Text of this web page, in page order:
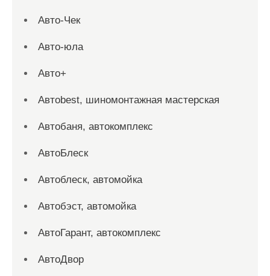
Авто-Чек
Авто-юла
Авто+
Автоbest, шиномонтажная мастерская
Автобаня, автокомплекс
АвтоБлеск
Автоблеск, автомойка
Автобэст, автомойка
АвтоГарант, автокомплекс
АвтоДвор